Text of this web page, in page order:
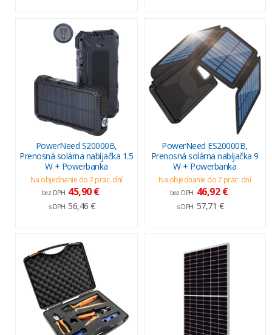
PowerNeed S20000B,
Prenosná solárna nabíjačka 1.5
W + Powerbanka
Na objednanie do 7 prac. dní
bez DPH 45,90 €
s DPH 56,46 €
PowerNeed ES20000B,
Prenosná solárna nabíjačka 9
W + Powerbanka
Na objednanie do 7 prac. dní
bez DPH 46,92 €
s DPH 57,71 €